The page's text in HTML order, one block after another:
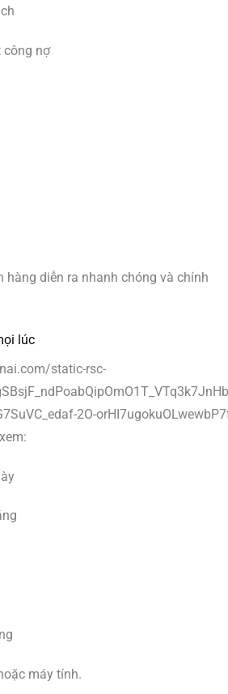
công nợ
hàng diễn ra nhanh chóng và chính
lúc
máy tính.